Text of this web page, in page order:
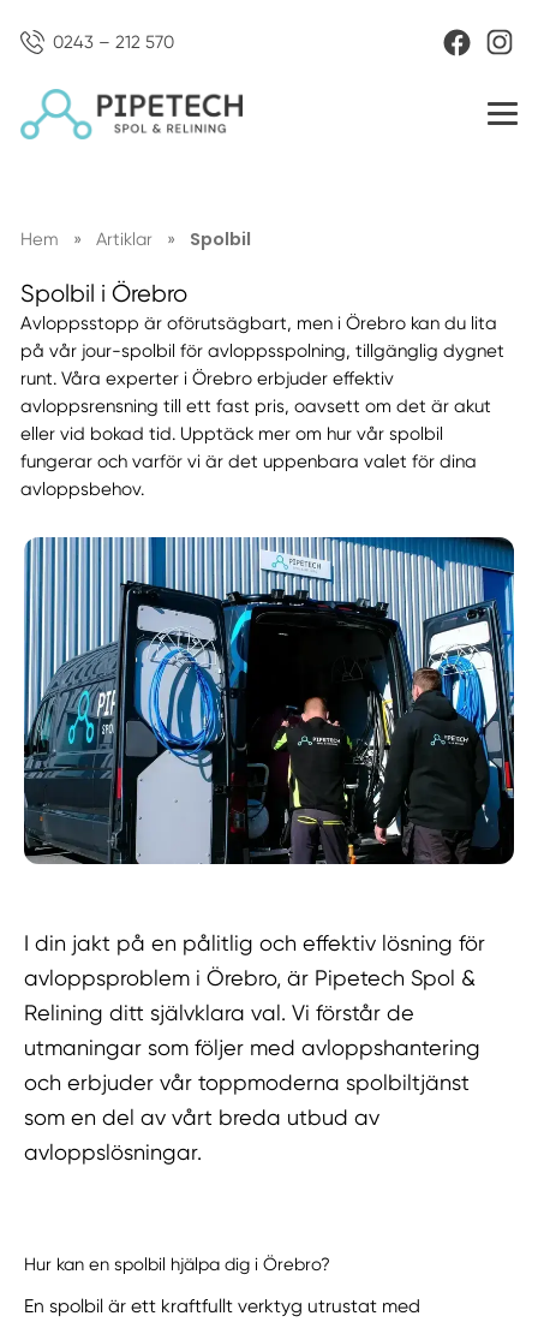
0243 – 212 570
Hem » Artiklar » Spolbil
Spolbil i Örebro
Avloppsstopp är oförutsägbart, men i Örebro kan du lita
på vår jour-spolbil för avloppsspolning, tillgänglig dygnet
runt. Våra experter i Örebro erbjuder effektiv
avloppsrensning till ett fast pris, oavsett om det är akut
eller vid bokad tid. Upptäck mer om hur vår spolbil
fungerar och varför vi är det uppenbara valet för dina
avloppsbehov.
I din jakt på en pålitlig och effektiv lösning för
avloppsproblem i Örebro, är Pipetech Spol &
Relining ditt självklara val. Vi förstår de
utmaningar som följer med avloppshantering
och erbjuder vår toppmoderna spolbiltjänst
som en del av vårt breda utbud av
avloppslösningar.
Hur kan en spolbil hjälpa dig i Örebro?
En spolbil är ett kraftfullt verktyg utrustat med